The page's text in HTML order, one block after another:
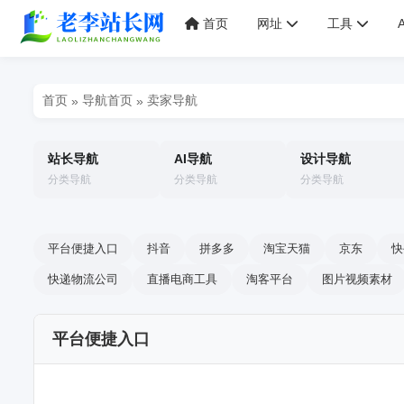
首页 网址 工具
首页 » 导航首页 » 卖家导航
站长导航
分类导航
AI导航
分类导航
设计导航
分类导航
平台便捷入口 抖音 拼多多 淘宝天猫 京东
快递物流公司 直播电商工具 淘客平台 图片视频素材
平台便捷入口